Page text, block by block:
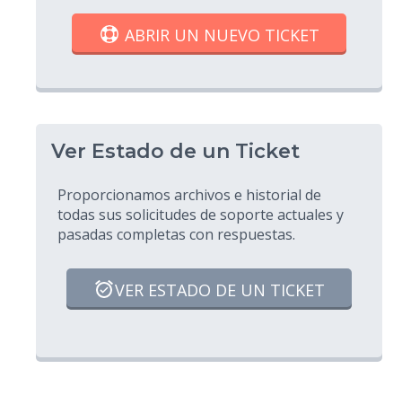
ABRIR UN NUEVO TICKET
Ver Estado de un Ticket
Proporcionamos archivos e historial de
todas sus solicitudes de soporte actuales y
pasadas completas con respuestas.
VER ESTADO DE UN TICKET